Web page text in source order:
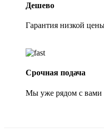
Дешево
Гарантия низкой
Срочная подача
Мы уже рядом с вами